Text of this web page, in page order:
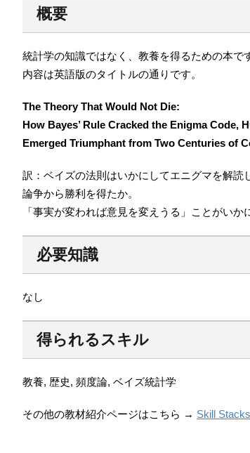
概要
統計学の知識ではなく、教養を得るための本で
内容は英語版のタイトルの通りです。
The Theory That Would Not Die:
How Bayes’ Rule Cracked the Enigma Code,
Emerged Triumphant from Two Centuries of
訳：ベイズの法則はいかにしてエニグマを解
論争から勝利を得たか。
「事実が変われば意見を変えうる」ことがい
必要知識
なし
得られるスキル
教養, 歴史, 頻度論, ベイズ統計学
その他の教材紹介ページはこちら → Skill Stacks